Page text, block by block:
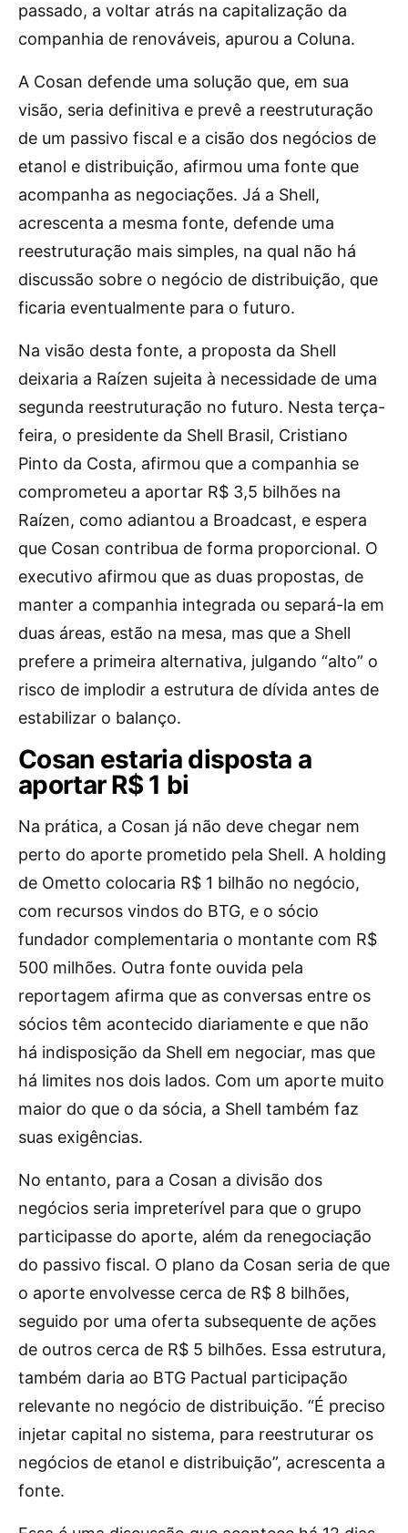
passado, a voltar atrás na capitalização da
companhia de renováveis, apurou a Coluna.
A Cosan defende uma solução que, em sua
visão, seria definitiva e prevê a reestruturação
de um passivo fiscal e a cisão dos negócios de
etanol e distribuição, afirmou uma fonte que
acompanha as negociações. Já a Shell,
acrescenta a mesma fonte, defende uma
reestruturação mais simples, na qual não há
discussão sobre o negócio de distribuição, que
ficaria eventualmente para o futuro.
Na visão desta fonte, a proposta da Shell
deixaria a Raízen sujeita à necessidade de uma
segunda reestruturação no futuro. Nesta terça-
feira, o presidente da Shell Brasil, Cristiano
Pinto da Costa, afirmou que a companhia se
comprometeu a aportar R$ 3,5 bilhões na
Raízen, como adiantou a Broadcast, e espera
que Cosan contribua de forma proporcional. O
executivo afirmou que as duas propostas, de
manter a companhia integrada ou separá-la em
duas áreas, estão na mesa, mas que a Shell
prefere a primeira alternativa, julgando “alto” o
risco de implodir a estrutura de dívida antes de
estabilizar o balanço.
Cosan estaria disposta a
aportar R$ 1 bi
Na prática, a Cosan já não deve chegar nem
perto do aporte prometido pela Shell. A holding
de Ometto colocaria R$ 1 bilhão no negócio,
com recursos vindos do BTG, e o sócio
fundador complementaria o montante com R$
500 milhões. Outra fonte ouvida pela
reportagem afirma que as conversas entre os
sócios têm acontecido diariamente e que não
há indisposição da Shell em negociar, mas que
há limites nos dois lados. Com um aporte muito
maior do que o da sócia, a Shell também faz
suas exigências.
No entanto, para a Cosan a divisão dos
negócios seria impreterível para que o grupo
participasse do aporte, além da renegociação
do passivo fiscal. O plano da Cosan seria de que
o aporte envolvesse cerca de R$ 8 bilhões,
seguido por uma oferta subsequente de ações
de outros cerca de R$ 5 bilhões. Essa estrutura,
também daria ao BTG Pactual participação
relevante no negócio de distribuição. “É preciso
injetar capital no sistema, para reestruturar os
negócios de etanol e distribuição”, acrescenta a
fonte.